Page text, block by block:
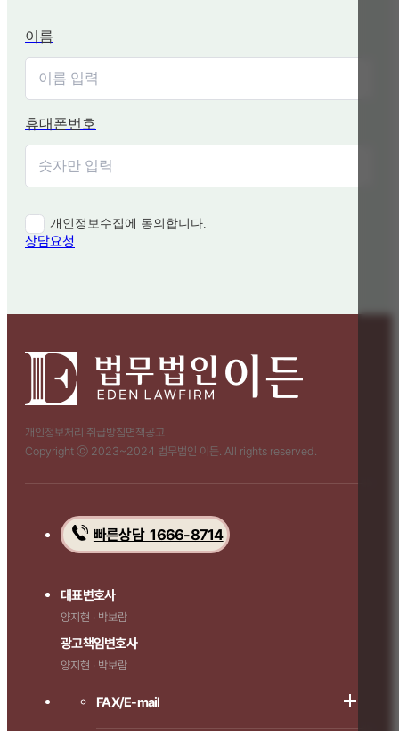
이름
휴대폰번호
개인정보수집에 동의합니다.
상담요청
개인정보처리 취급방침 면책공고
Copyright ⓒ 2023~2024 법무법인 이든. All rights reserved.
빠른상담 1666-8714
대표변호사
양지현 · 박보람
광고책임변호사
양지현 · 박보람
FAX/E-mail